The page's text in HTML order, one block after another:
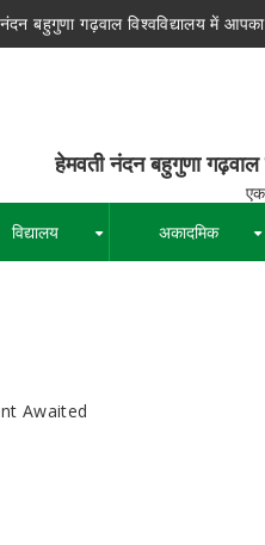
बहुगुणा गढ़वाल विश्वविद्यालय में
गढ़वाल
विद्यालय अकादमिक
Awaited